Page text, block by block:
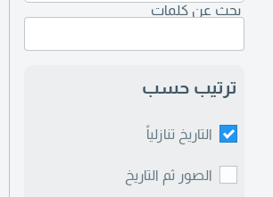
بحث عن كلمات
ترتيب حسب
التاريخ تنازلياً
الصور ثم التاريخ